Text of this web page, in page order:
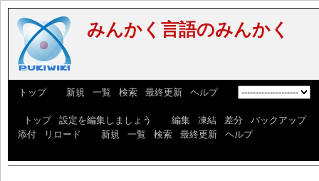
みんかく言語のみんかく
トップ] [ 新規 一覧 検索| 最終更新| ヘルプ] [
トップ| 設定を編集しましょう 編集| 凍結| 差分 バックアップ|
添付| リロード 新規 一覧 検索| 最終更新| ヘルプ]